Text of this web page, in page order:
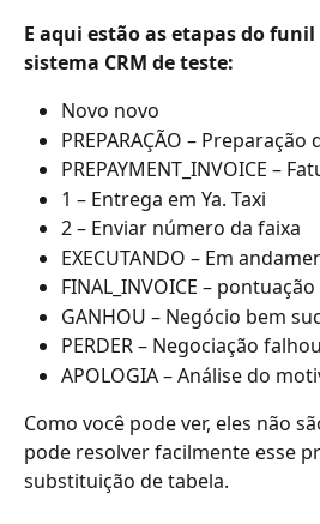
E aqui estão as etapas do funil
sistema CRM de teste:
Novo novo
PREPARAÇÃO –
PREPAYMENT_INVOICE –
1 – Entrega em Ya. Taxi
2 – Enviar número da faixa
EXECUTANDO – Em
FINAL_INVOICE –
GANHOU – Negócio bem
PERDER – Negociação falhou
APOLOGIA – Análise do
Como você pode ver, eles não
pode resolver facilmente esse
substituição de tabela.